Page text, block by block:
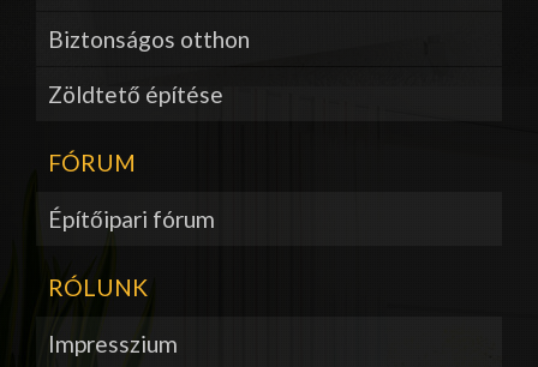
Biztonságos otthon
Zöldtető építése
FÓRUM
Építőipari fórum
RÓLUNK
Impresszium